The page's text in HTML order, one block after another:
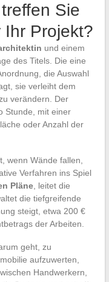
Sie
Ihr Projekt?
und einem
des Titels. Die eine
die Auswahl
sie verleiht dem
verändern. Der
Stunde, mit einer
oder Anzahl der
wenn Wände fallen,
Verfahren ins Spiel
Pläne, leitet die
die tiefgreifende
steigt, etwa 200 €
der Arbeiten.
geht, zu
aufzuwerten,
Handwerkern,